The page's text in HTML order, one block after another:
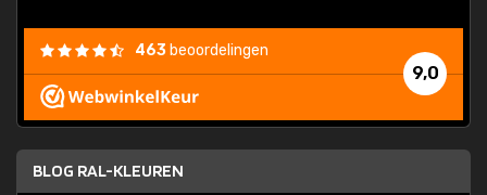
9,0
463 beoordelingen
BLOG RAL-KLEUREN